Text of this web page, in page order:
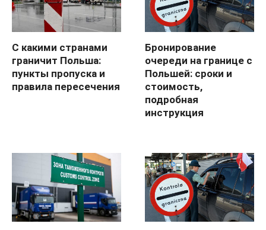
С какими странами
граничит Польша:
пункты пропуска и
правила пересечения
Бронирование
очереди на границе с
Польшей: сроки и
стоимость,
подробная
инструкция